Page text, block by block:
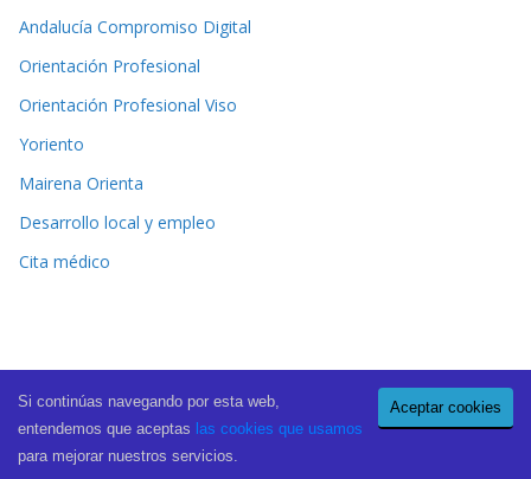
Andalucía Compromiso Digital
Orientación Profesional
Orientación Profesional Viso
Yoriento
Mairena Orienta
Desarrollo local y empleo
Cita médico
Copyright © 2026El Periódico de Mairena
. All rights reserved.
Theme:
ColorMag Pro by ThemeGrill. Powered by
Aceptar cookies
Si continúas navegando por esta web,
entendemos que aceptas las cookies que usamos
para mejorar nuestros servicios.